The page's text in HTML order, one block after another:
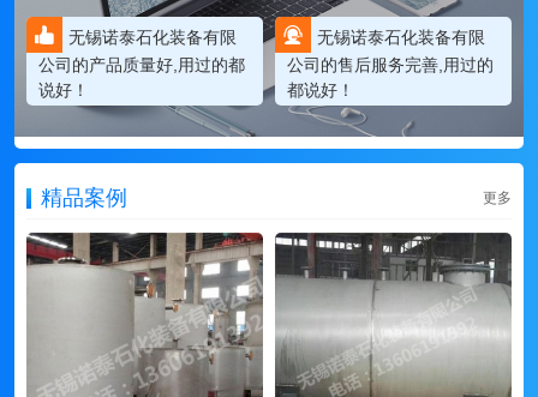
无锡诺泰石化装备有限
公司的产品质量好,用过的都
说好！
无锡诺泰石化装备有限
公司的售后服务完善,用过的
都说好！
精品案例 更多